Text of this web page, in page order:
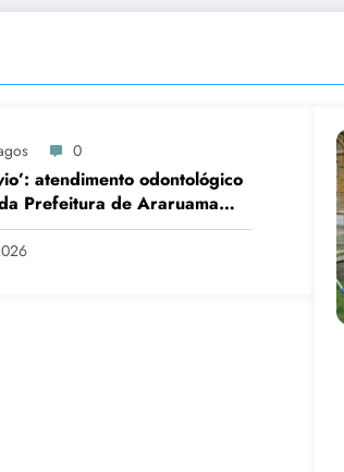
0
atendimento odontológico
Prefeitura de Araruama
rotina de famílias atípicas